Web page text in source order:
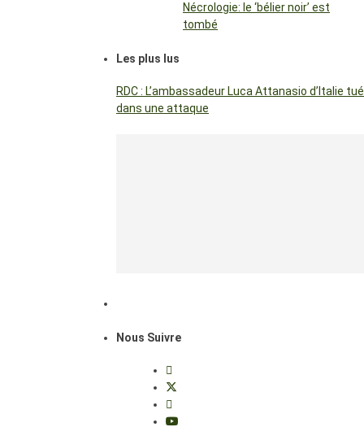
Nécrologie: le ‘bélier noir’ est
tombé
Les plus lus
RDC : L’ambassadeur Luca Attanasio d’Italie tué
dans une attaque
Nous Suivre